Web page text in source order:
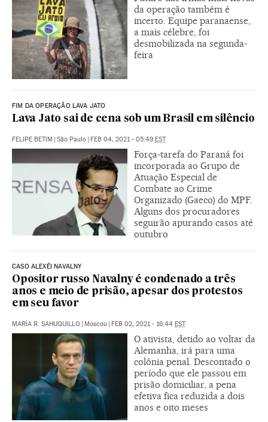
da operação também é
incerto. Equipe paranaense,
a mais célebre, foi
desmobilizada na segunda-
feira
FIM DA OPERAÇÃO LAVA JATO
Lava Jato sai de cena sob um Brasil em silêncio
FELIPE BETIM | São Paulo | FEB 04, 2021 - 05:49 EST
Força-tarefa do Paraná foi
incorporada ao Grupo de
Atuação Especial de
Combate ao Crime
Organizado (Gaeco) do MPF.
Alguns dos procuradores
seguirão apurando casos até
outubro
CASO ALEXÉI NAVALNY
Opositor russo Navalny é condenado a três
anos e meio de prisão, apesar dos protestos
em seu favor
MARÍA R. SAHUQUILLO | Moscou | FEB 02, 2021 - 16:44 EST
O ativista, detido ao voltar da
Alemanha, irá para uma
colônia penal. Descontado o
período que ele passou em
prisão domiciliar, a pena
efetiva fica reduzida a dois
anos e oito meses